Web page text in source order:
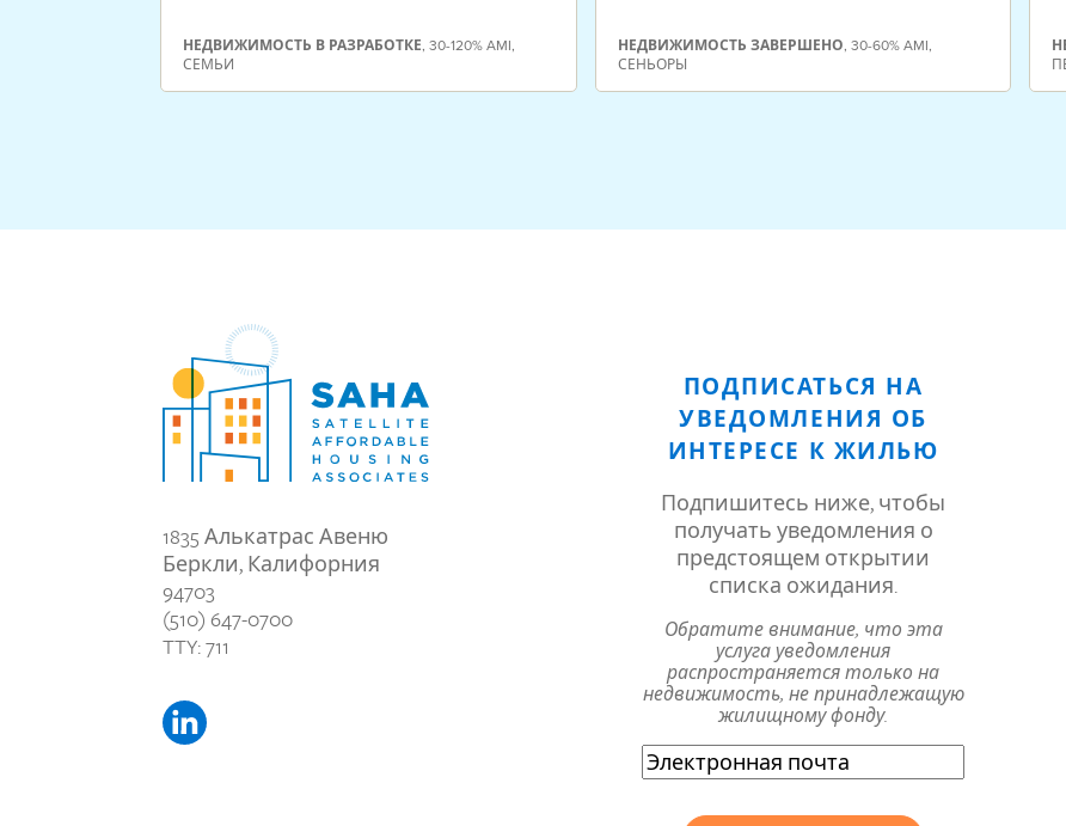
НЕДВИЖИМОСТЬ В РАЗРАБОТКЕ, 30-120% AMI,
СЕМЬИ
НЕДВИЖИМОСТЬ ЗАВЕРШЕНО, 30-60% AMI,
СЕНЬОРЫ
1835 Алькатрас Авеню
Беркли, Калифорния
94703
(510) 647-0700
TTY: 711
ПОДПИСАТЬСЯ НА
УВЕДОМЛЕНИЯ ОБ
ИНТЕРЕСЕ К ЖИЛЬЮ
Подпишитесь ниже, чтобы
получать уведомления о
предстоящем открытии
списка ожидания.
Обратите внимание, что эта
услуга уведомления
распространяется только на
недвижимость, не принадлежащую
жилищному фонду.
Электронная
почта(Обязательно)